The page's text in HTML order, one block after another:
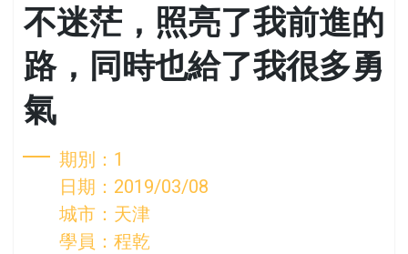
不迷茫，照亮了我前進的
路，同時也給了我很多勇
氣
期別：1
日期：2019/03/08
城市：天津
學員：程乾